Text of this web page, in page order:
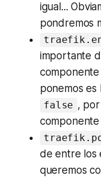
igual...
pondremos
importante
componente
ponemos es
false ,
de entre los
queremos